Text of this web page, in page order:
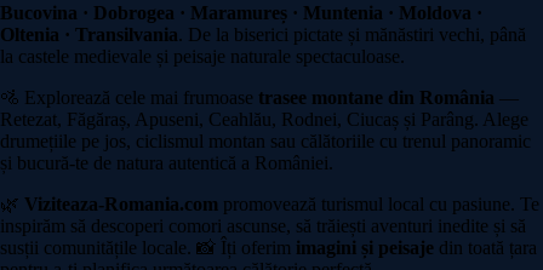
Bucovina · Dobrogea · Maramureș · Muntenia · Moldova ·
Oltenia · Transilvania. De la biserici pictate și mănăstiri vechi, până
la castele medievale și peisaje naturale spectaculoase.
🚵 Explorează cele mai frumoase trasee montane din România —
Retezat, Făgăraș, Apuseni, Ceahlău, Rodnei, Ciucaș și Parâng. Alege
drumețiile pe jos, ciclismul montan sau călătoriile cu trenul panoramic
și bucură-te de natura autentică a României.
🌿 Viziteaza-Romania.com promovează turismul local cu pasiune. Te
inspirăm să descoperi comori ascunse, să trăiești aventuri inedite și să
susții comunitățile locale. 📸 Îți oferim imagini și peisaje din toată țara